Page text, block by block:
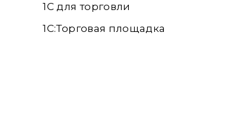
1С для торговли
1С:Торговая площадка